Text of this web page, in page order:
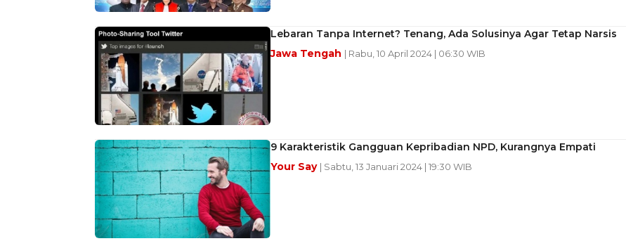
Lebaran Tanpa Internet? Tenang, Ada Solusinya Agar Tetap Narsis
Jawa Tengah | Rabu, 10 April 2024 | 06:30 WIB
9 Karakteristik Gangguan Kepribadian NPD, Kurangnya Empati
Your Say | Sabtu, 13 Januari 2024 | 19:30 WIB